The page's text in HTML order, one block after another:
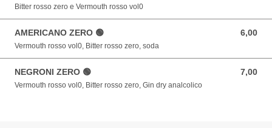
Bitter rosso zero e Vermouth rosso vol0
AMERICANO ZERO 🟢 6,00
6,00 EUR
Vermouth rosso vol0, Bitter rosso zero, soda
NEGRONI ZERO 🟢 7,00
7,00 EUR
Vermouth rosso vol0, Bitter rosso zero, Gin dry analcolico